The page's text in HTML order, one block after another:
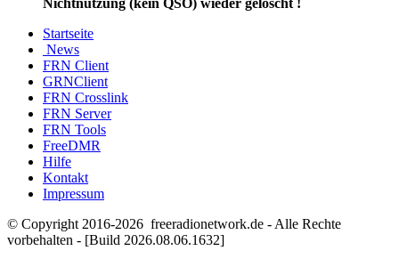
Startseite
News
FRN Client
GRNClient
FRN Crosslink
FRN Server
FRN Tools
FreeDMR
Hilfe
Kontakt
Impressum
© Copyright 2016-2026 freeradionetwork.de - Alle Rechte
vorbehalten - [Build 2026.08.06.1632]